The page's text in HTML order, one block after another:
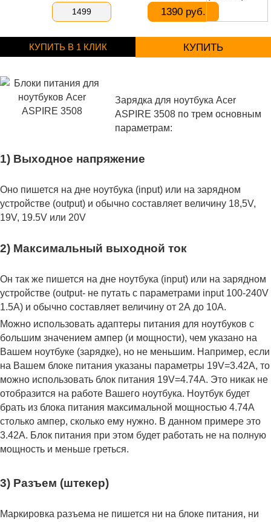
1499
1390 руб.
КУПИТЬ В 1 КЛИК КУПИТЬ
Зарядка для ноутбука Acer
ASPIRE 3508 по трем основным
параметрам:
1) Выходное напряжение
Оно пишется на дне ноутбука (input) или на зарядном
устройстве (output) и обычно составляет величину 18,5V,
19V, 19.5V или 20V
2) Максимальный выходной ток
Он так же пишется на дне ноутбука (input) или на зарядном
устройстве (output- не путать с параметрами input 100-240V
1.5A) и обычно составляет величину от 2А до 10A.
Можно использовать адаптеры питания для ноутбуков с
большим значением ампер (и мощности), чем указано на
Вашем ноутбуке (зарядке), но не меньшим. Например, если
на Вашем блоке питания указаны параметры 19V=3.42A, то
можно использовать блок питания 19V=4.74A. Это никак не
отобразится на работе Вашего ноутбука. Ноутбук будет
брать из блока питания максимальной мощностью 4.74А
столько ампер, сколько ему нужно. В данном примере это
3.42А. Блок питания при этом будет работать не на полную
мощность и меньше греться.
3) Разъем (штекер)
Маркировка разъема не пишется ни на блоке питания, ни